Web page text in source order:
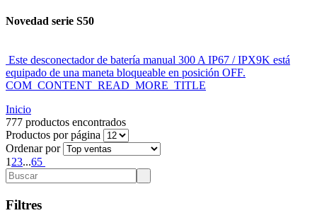
Novedad serie S50
Este desconectador de batería manual 300 A IP67 / IPX9K está
equipado de una maneta bloqueable en posición OFF.
COM_CONTENT_READ_MORE_TITLE
Inicio
777 productos encontrados
Productos por página
Ordenar por
1 23...65
Filtres